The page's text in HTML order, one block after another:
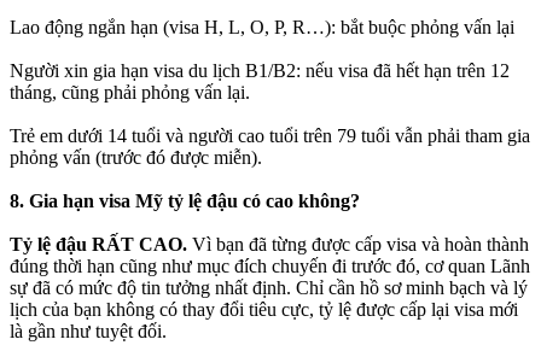
Lao động ngắn hạn (visa H, L, O, P, R…): bắt buộc phỏng vấn lại
Người xin gia hạn visa du lịch B1/B2: nếu visa đã hết hạn trên 12
tháng, cũng phải phỏng vấn lại.
Trẻ em dưới 14 tuổi và người cao tuổi trên 79 tuổi vẫn phải tham gia
phỏng vấn (trước đó được miễn).
8. Gia hạn visa Mỹ tỷ lệ đậu có cao không?
Tỷ lệ đậu RẤT CAO. Vì bạn đã từng được cấp visa và hoàn thành
đúng thời hạn cũng như mục đích chuyến đi trước đó, cơ quan Lãnh
sự đã có mức độ tin tưởng nhất định. Chỉ cần hồ sơ minh bạch và lý
lịch của bạn không có thay đổi tiêu cực, tỷ lệ được cấp lại visa mới
là gần như tuyệt đối.